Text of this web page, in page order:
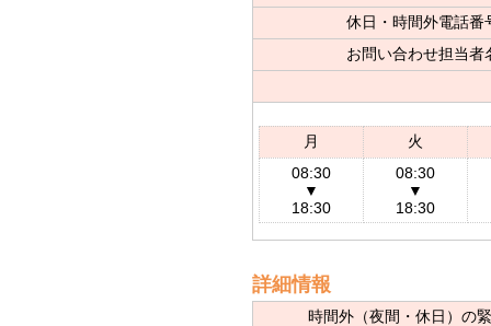
休日・時間外電話番
お問い合わせ担当者
月
火
08:30
▼
18:30
08:30
▼
18:30
詳細情報
時間外（夜間・休日）の